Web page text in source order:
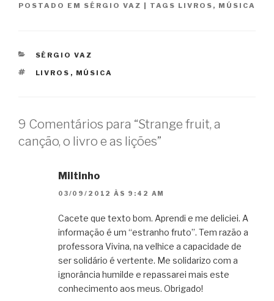
POSTADO EM SÉRGIO VAZ | TAGS LIVROS , MÚSICA
CATEGORIAS
SÉRGIO VAZ
TAGS
LIVROS , MÚSICA
9 Comentários para “Strange fruit, a
canção, o livro e as lições”
Miltinho
03/09/2012 ÀS 9:42 AM
Cacete que texto bom. Aprendi e me deliciei. A
informação é um “estranho fruto”. Tem razão a
professora Vivina, na velhice a capacidade de
ser solidário é vertente. Me solidarizo com a
ignorância humilde e repassarei mais este
conhecimento aos meus. Obrigado!